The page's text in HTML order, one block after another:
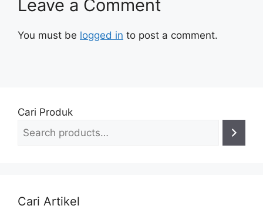
Leave a Comment
You must be logged in to post a comment.
Cari Produk
Cari Artikel